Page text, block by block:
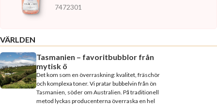
7472301
VÄRLDEN
Tasmanien – favoritbubblor från
mytisk ö
Det kom som en överraskning: kvalitet, fräschör
och komplexa toner. Vi pratar bubbelvin från ön
Tasmanien, söder om Australien. På traditionell
metod lyckas producenterna överraska en hel